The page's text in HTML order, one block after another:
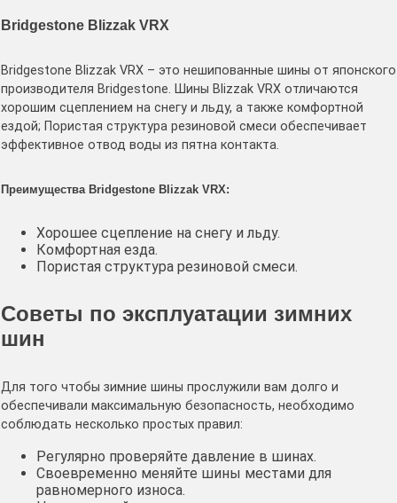
Bridgestone Blizzak VRX
Bridgestone Blizzak VRX – это нешипованные шины от японского
производителя Bridgestone. Шины Blizzak VRX отличаются
хорошим сцеплением на снегу и льду, а также комфортной
ездой; Пористая структура резиновой смеси обеспечивает
эффективное отвод воды из пятна контакта.
Преимущества Bridgestone Blizzak VRX:
Хорошее сцепление на снегу и льду.
Комфортная езда.
Пористая структура резиновой смеси.
Советы по эксплуатации зимних
шин
Для того чтобы зимние шины прослужили вам долго и
обеспечивали максимальную безопасность, необходимо
соблюдать несколько простых правил:
Регулярно проверяйте давление в шинах.
Своевременно меняйте шины местами для
равномерного износа.